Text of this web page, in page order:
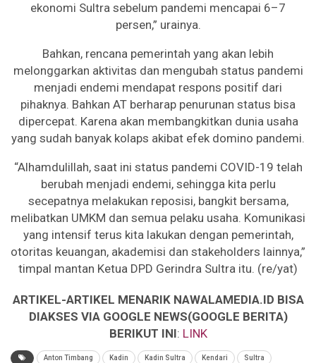
ekonomi Sultra sebelum pandemi mencapai 6–7
persen,” urainya.
Bahkan, rencana pemerintah yang akan lebih
melonggarkan aktivitas dan mengubah status pandemi
menjadi endemi mendapat respons positif dari
pihaknya. Bahkan AT berharap penurunan status bisa
dipercepat. Karena akan membangkitkan dunia usaha
yang sudah banyak kolaps akibat efek domino pandemi.
“Alhamdulillah, saat ini status pandemi COVID-19 telah
berubah menjadi endemi, sehingga kita perlu
secepatnya melakukan reposisi, bangkit bersama,
melibatkan UMKM dan semua pelaku usaha. Komunikasi
yang intensif terus kita lakukan dengan pemerintah,
otoritas keuangan, akademisi dan stakeholders lainnya,”
timpal mantan Ketua DPD Gerindra Sultra itu. (re/yat)
ARTIKEL-ARTIKEL MENARIK NAWALAMEDIA.ID BISA
DIAKSES VIA GOOGLE NEWS(GOOGLE BERITA)
BERIKUT INI: LINK
Anton Timbang Kadin Kadin Sultra Kendari Sultra